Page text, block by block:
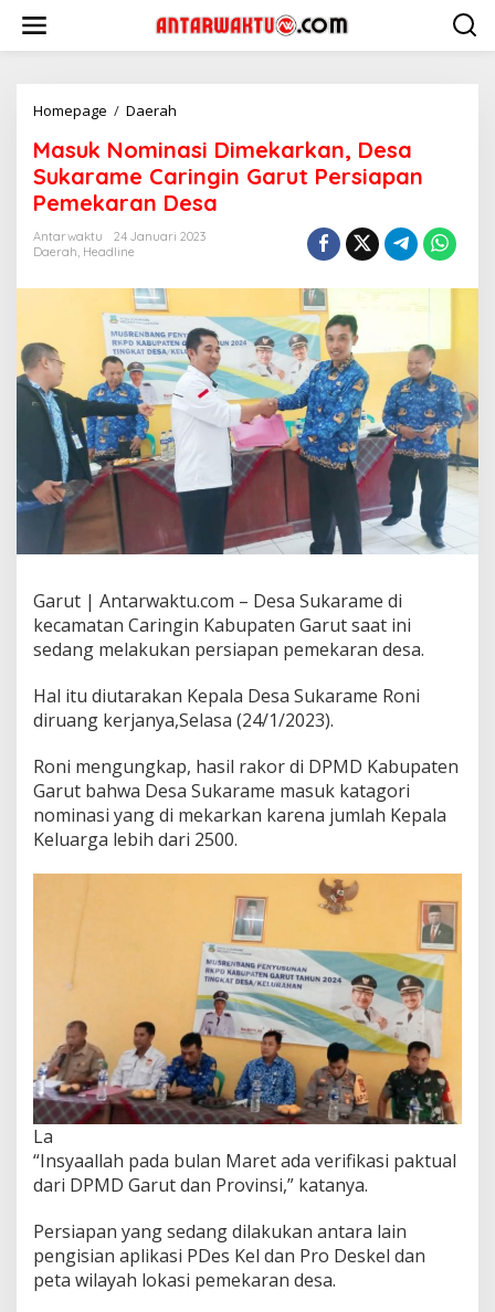
konten
Homepage / Daerah
Dimekarkan,
Desa
Sukarame
Caringin
Garut
Desa
Masuk Nominasi Dimekarkan, Desa
Sukarame Caringin Garut Persiapan
Pemekaran Desa
Antarwaktu
24 Januari 2023
Daerah, Headline
Garut | Antarwaktu.com – Desa Sukarame di
kecamatan Caringin Kabupaten Garut saat ini
sedang melakukan persiapan pemekaran desa.
Hal itu diutarakan Kepala Desa Sukarame Roni
diruang kerjanya,Selasa (24/1/2023).
Roni mengungkap, hasil rakor di DPMD Kabupaten
Garut bahwa Desa Sukarame masuk katagori
nominasi yang di mekarkan karena jumlah Kepala
Keluarga lebih dari 2500.
La
“Insyaallah pada bulan Maret ada verifikasi paktual
dari DPMD Garut dan Provinsi,” katanya.
Persiapan yang sedang dilakukan antara lain
pengisian aplikasi PDes Kel dan Pro Deskel dan
peta wilayah lokasi pemekaran desa.